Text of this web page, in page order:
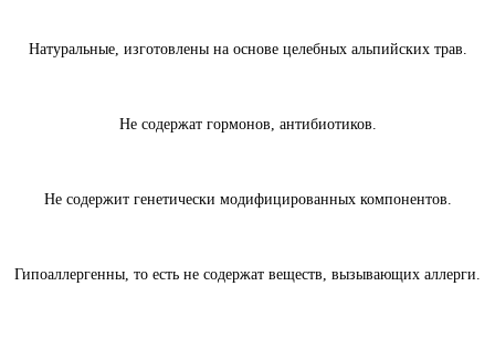
Натуральные, изготовлены на основе целебных альпийских трав.
Не содержат гормонов, антибиотиков.
Не содержит генетически модифицированных компонентов.
Гипоаллергенны, то есть не содержат веществ, вызывающих аллерги.